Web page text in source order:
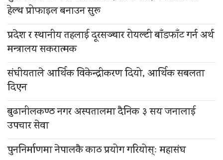
हेल्थ प्रोफाइल बनाउन सुरू
प्रदेश र स्थानीय तहलाई दूरसञ्चार रोयल्टी बाँडफाँट गर्न अर्थ
मन्त्रालय सकरात्मक
संघीयताले आर्थिक विकेन्द्रीकरण दियो, आर्थिक सबलता
दिएन
बुढानीलकण्ठ नगर अस्पतालमा दैनिक ३ सय जनालाई
उपचार सेवा
पुननिर्माणमा नेपालकै काठ प्रयोग गरियोस्ः महासंघ